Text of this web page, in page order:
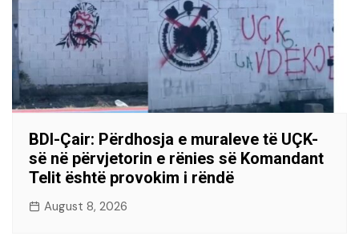
BDI-Çair: Përdhosja e muraleve të UÇK-
së në përvjetorin e rënies së Komandant
Telit është provokim i rëndë
August 8, 2026